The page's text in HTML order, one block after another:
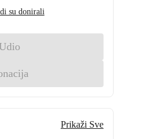
su donirali
Prikaži Sve